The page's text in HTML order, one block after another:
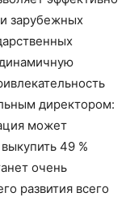
зарубежных
динамичную
директором:
может
49 %
очень
развития всего